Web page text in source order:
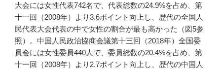
大会には女性代表742名で、代表総数の24.9%を占め、第
十一回（2008年）より3.6ポイント向上し、歴代の全国人
民代表大会代表の中で女性の割合が最も高かった（図5参
照）。中国人民政治協商会議第十三回（2018年）全国委
員会には女性委員440人で、委員総数の20.4%を占め、第
十一回（2008年）より2.7ポイント向上し、歴代の中国人